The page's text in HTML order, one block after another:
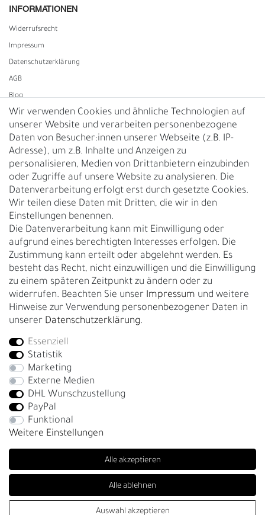
INFORMATIONEN
Widerrufs­recht
Impressum
Daten­schutz­erklärung
AGB
Blog
Vertrag widerrufen
UNTERNEHMEN
Nachhaltigkeit
Kontakt
Über uns
Rückgabe
Gürtelgröße messen
Garantie
GESCHÄFTSKUNDEN & HÄNDLER
B2B Geschäftskunden
Bei Fragen wenden Sie sich direkt an unser Service-Team.
+4917663727338
Montag - Freitag, 09:00 - 14:00
info@fronhofer.com
Gürtelmanufaktur Fronhofer, 93053 Regensburg, Nelkenweg 3b
© Copyright 2026 | Alle Rechte vorbehalten. - Fronhofer Gürtel |
Wir verwenden Cookies und ähnliche Technologien auf
unserer Website und verarbeiten personenbezogene
Daten von Besucher:innen unserer Webseite (z.B. IP-
Adresse), um z.B. Inhalte und Anzeigen zu
personalisieren, Medien von Drittanbietern einzubinden
oder Zugriffe auf unsere Website zu analysieren. Die
Datenverarbeitung erfolgt erst durch gesetzte Cookies.
Wir teilen diese Daten mit Dritten, die wir in den
Einstellungen benennen.
Die Datenverarbeitung kann mit Einwilligung oder
aufgrund eines berechtigten Interesses erfolgen. Die
Zustimmung kann erteilt oder abgelehnt werden. Es
besteht das Recht, nicht einzuwilligen und die Einwilligung
zu einem späteren Zeitpunkt zu ändern oder zu
widerrufen. Beachten Sie unser Impressum und weitere
Hinweise zur Verwendung personenbezogener Daten in
unserer Daten­schutz­erklärung.
Essenziell
Statistik
Marketing
Externe Medien
DHL Wunschzustellung
PayPal
Funktional
Weitere Einstellungen
Alle akzeptieren
Alle ablehnen
Auswahl akzeptieren
(4.85 / 5)
Bewertungen bei: trustedshops.de, shopvote.de ⓘ